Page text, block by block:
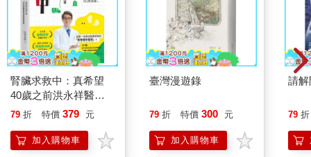
腎臟求救中：真希望
40歲之前洪永祥醫師
就告訴我這些事
79 折 特價 379 元
加入購物車
臺灣漫遊錄
79 折 特價 300 元
加入購物車
請解
79 折